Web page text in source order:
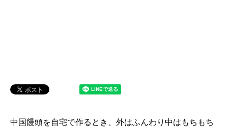
中国饅頭を自宅で作るとき、外はふんわり中はもちもち